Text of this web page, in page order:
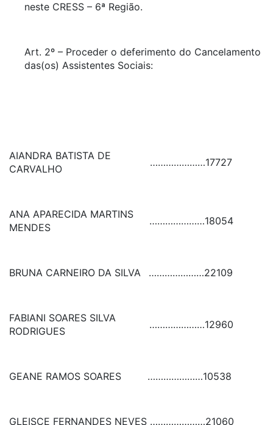
neste CRESS – 6ª Região.
Art. 2º – Proceder o deferimento do Cancelamento
das(os) Assistentes Sociais:
AIANDRA BATISTA DE
CARVALHO
…………………17727
ANA APARECIDA MARTINS
MENDES
…………………18054
BRUNA CARNEIRO DA SILVA …………………22109
FABIANI SOARES SILVA
RODRIGUES
…………………12960
GEANE RAMOS SOARES …………………10538
GLEISCE FERNANDES NEVES …………………21060